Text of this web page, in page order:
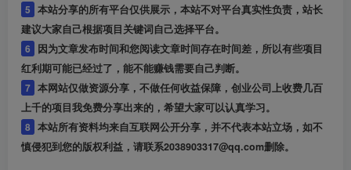
5 本站分享的所有平台仅供展示，本站不对平台真实性负责，站长
建议大家自己根据项目关键词自己选择平台。
6
因为文章发布时间和您阅读文章时间存在时间差，所以有些项目
红利期可能已经过了，能不能赚钱需要自己判断。
7 本网站仅做资源分享，不做任何收益保障，创业公司上收费几百
上千的项目我免费分享出来的，希望大家可以认真学习。
8 本站所有资料均来自互联网公开分享，并不代表本站立场，如不
慎侵犯到您的版权利益，请联系2038903317@qq.com删除。